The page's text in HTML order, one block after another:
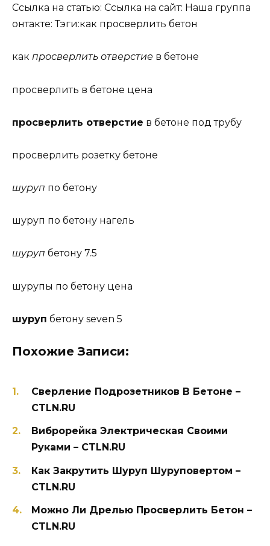
Ссылка на статью: Ссылка на сайт: Наша группа
онтакте: Тэги:как просверлить бетон
как просверлить отверстие в бетоне
просверлить в бетоне цена
просверлить отверстие в бетоне под трубу
просверлить розетку бетоне
шуруп по бетону
шуруп по бетону нагель
шуруп бетону 7.5
шурупы по бетону цена
шуруп бетону seven 5
Похожие Записи:
Сверление Подрозетников В Бетоне –
CTLN.RU
Виброрейка Электрическая Своими
Руками – CTLN.RU
Как Закрутить Шуруп Шуруповертом –
CTLN.RU
Можно Ли Дрелью Просверлить Бетон –
CTLN.RU